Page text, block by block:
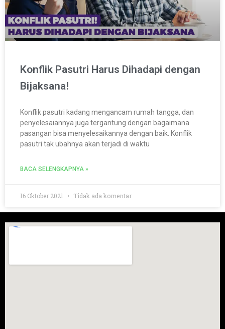
Konflik Pasutri Harus Dihadapi dengan
Bijaksana!
Konflik pasutri kadang mengancam rumah tangga, dan
penyelesaiannya juga tergantung dengan bagaimana
pasangan bisa menyelesaikannya dengan baik. Konflik
pasutri tak ubahnya akan terjadi di waktu
BACA SELENGKAPNYA »
16 Oktober 2021 Tidak ada komentar